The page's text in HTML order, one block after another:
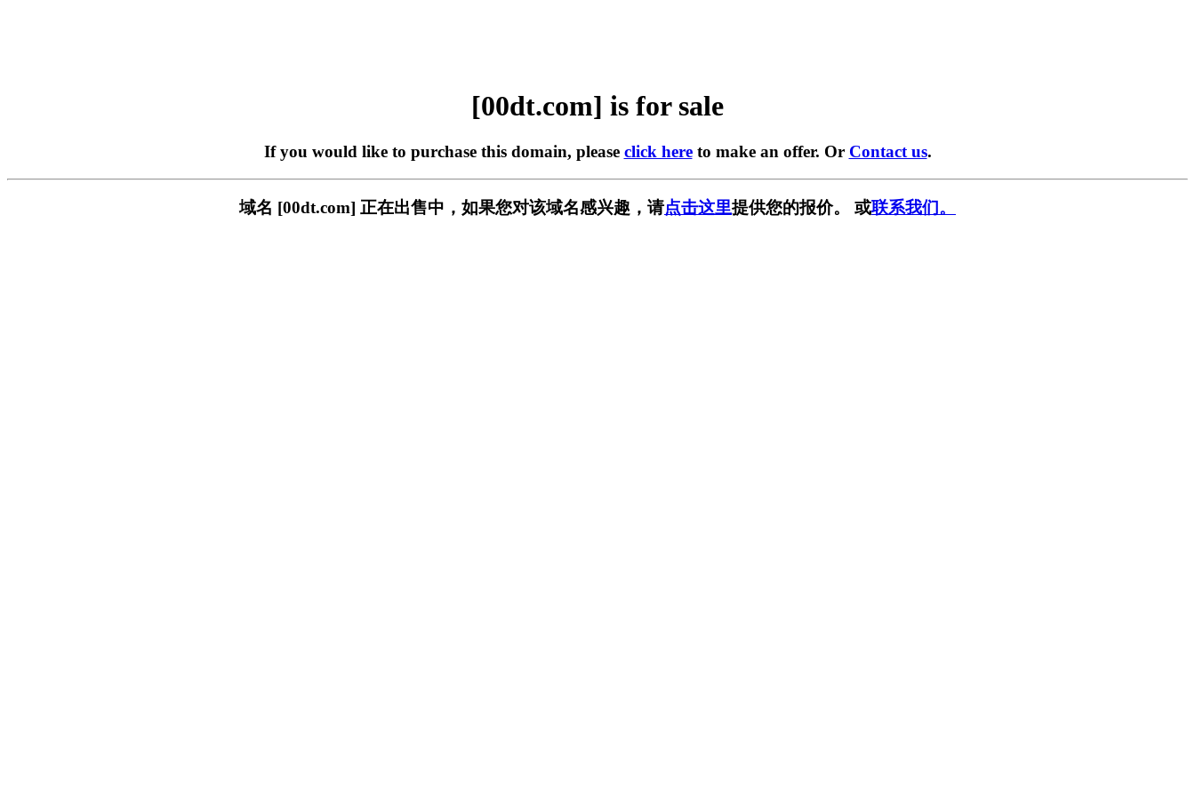
[00dt.com] is for sale
If you would like to purchase this domain, please click hereto make an offer. Or Contact us.
域名 [00dt.com] 正在出售中，如果您对该域名感兴趣，请点击这里提供您的报价。 或联系我们。